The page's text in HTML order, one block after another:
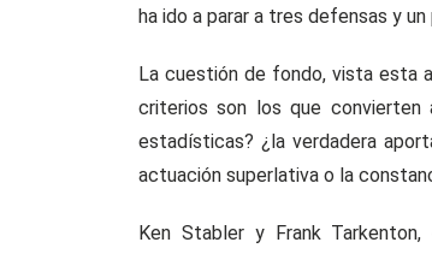
ha ido a parar a tres defensas y
La cuestión de fondo, vista esta
criterios son los que convierten
estadísticas? ¿la verdadera
actuación superlativa o la
Ken Stabler y Frank